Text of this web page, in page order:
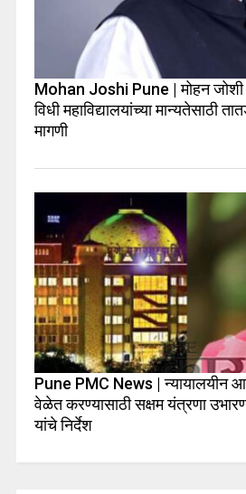
Mohan Joshi Pune | मोहन जोशी
विधी महाविद्यालयांच्या मान्यतेसाठी
मागणी
Pune PMC News | न्यायालयीन
वेळेत करण्यासाठी सक्षम यंत्रणा
यांचे निर्देश